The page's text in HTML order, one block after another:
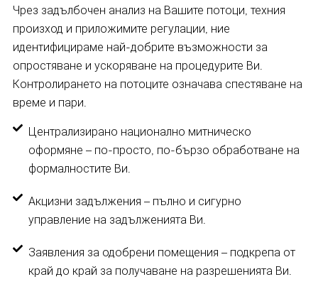
Чрез задълбочен анализ на Вашите потоци, техния
произход и приложимите регулации, ние
идентифицираме най-добрите възможности за
опростяване и ускоряване на процедурите Ви.
Контролирането на потоците означава спестяване на
време и пари.
Централизирано национално митническо
оформяне – по-просто, по-бързо обработване на
формалностите Ви.
Акцизни задължения – пълно и сигурно
управление на задълженията Ви.
Заявления за одобрени помещения – подкрепа от
край до край за получаване на разрешенията Ви.